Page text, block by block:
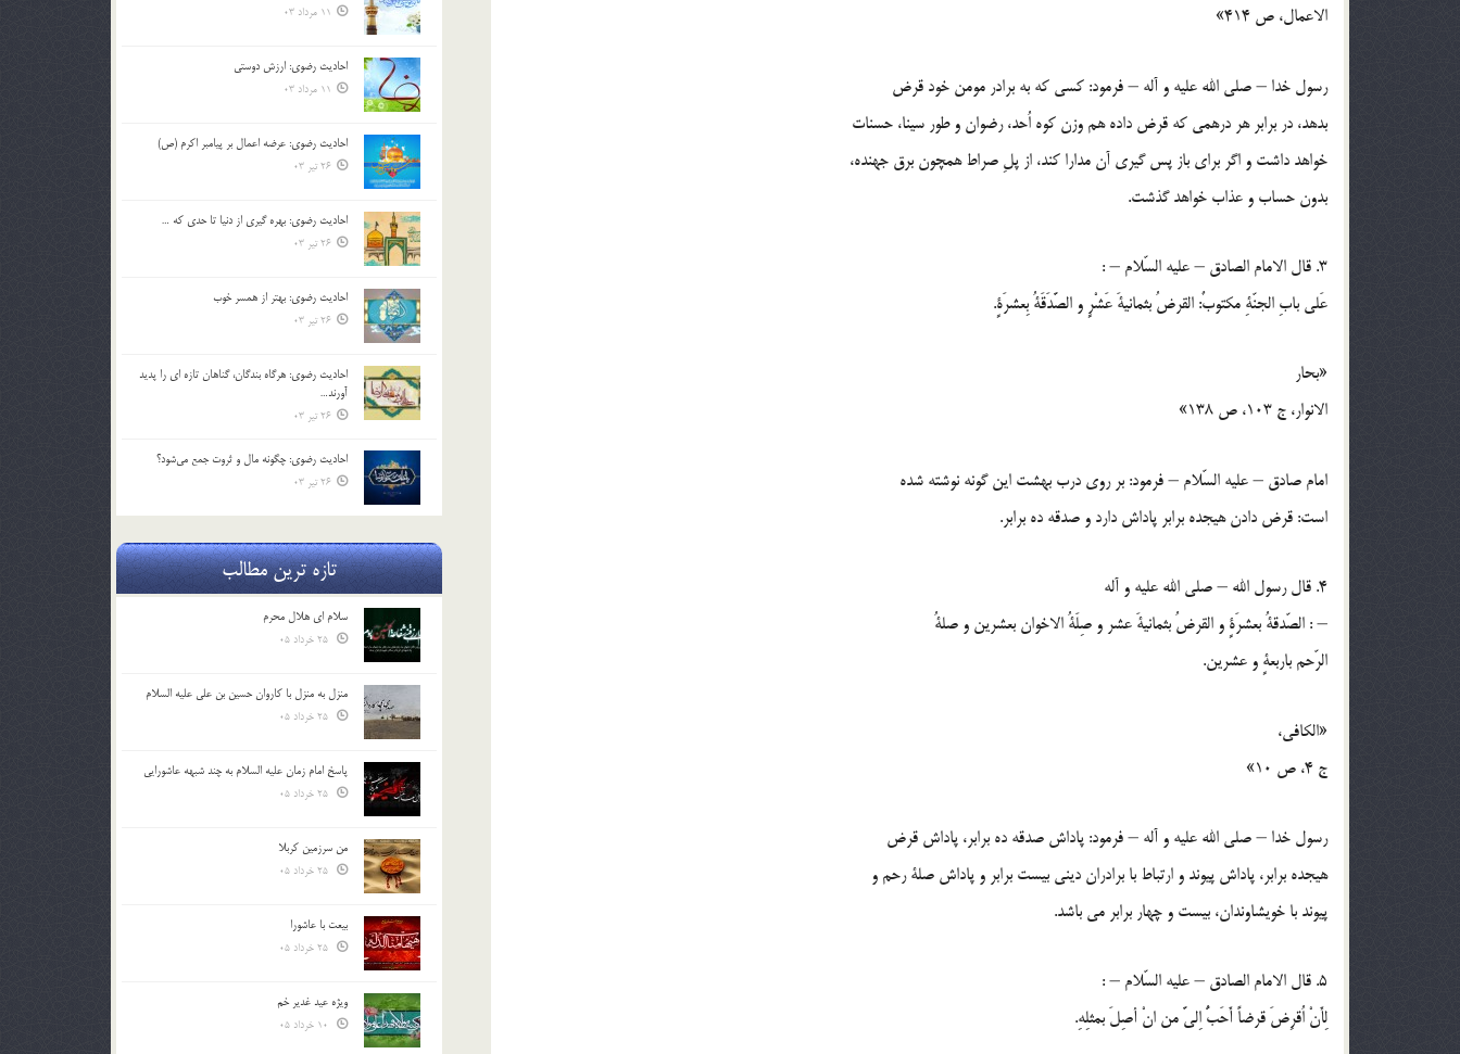
الاعمال، ص 414»
رسول خدا – صلي الله عليه و آله – فرمود: كسي كه به برادر مومن خود قرض
بدهد، در برابر هر درهمي كه قرض داده هم وزن كوه اُحد، رضوان و طور سينا، حسنات
خواهد داشت و اگر براي باز پس گيري آن مدارا كند، از پلِ صراط همچون برق جهنده،
بدون حساب و عذاب خواهد گذشت.
3. قال الامام الصادق – عليه السّلام – :
عَلي بابِ الجنّةِ مكتوبٌ: القرضُ بثمانيةَ عَشْرٍ و الصَّدَقَةُ بِعشرَةٍ.
«بحار
الانوار، ج 103، ص 138»
امام صادق – عليه السّلام – فرمود: بر روي درب بهشت اين گونه نوشته شده
است: قرض دادن هيجده برابر پاداش دارد و صدقه ده برابر.
4. قال رسول الله – صلي الله عليه و آله
– : الصّدقةُ بعشرَةٍ و القرضُ بثمانيةَ عشر و صِلَةُ الاخوان بعشرين و صلةُ
الرّحم باربعةٍ و عشرين.
«الكافي،
ج 4، ص 10»
رسول خدا – صلي الله عليه و آله – فرمود: پاداش صدقه ده برابر، پاداش قرض
هيجده برابر، پاداش پيوند و ارتباط با برادران ديني بيست برابر و پاداش صلة رحم و
پيوند با خويشاوندان، بيست و چهار برابر مي باشد.
5. قال الامام الصادق – عليه السّلام – :
لِأَنْ اُقرِضَ قرضاً أَحَبُّ اِليَّ من انْ أصِلَ بمثلِهِ.
11 مرداد 03
احادیث رضوی: ارزش دوستی
11 مرداد 03
احادیث رضوی: عرضه اعمال بر پیامبر اکرم (ص)
26 تیر 03
احادیث رضوی: بهره گیری از دنیا تا حدی که …
26 تیر 03
احادیث رضوی: بهتر از همسر خوب
26 تیر 03
احادیث رضوی: هرگاه بندگان، گناهان تازه ای را پدید
آورند…
26 تیر 03
احادیث رضوی: چگونه مال و ثروت جمع می‌شود؟
26 تیر 03
تازه ترین مطالب
سلام ای هلال محرم
منزل به منزل با کاروان حسین بن علی علیه السلام
پاسخ امام زمان علیه السلام به چند شبهه عاشورایی
من سرزمین کربلا
بیعت با عاشورا
ویژه عید غدیر خم